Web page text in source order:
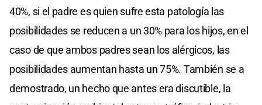
40%, si el padre es quien sufre esta patología las
posibilidades se reducen a un 30% para los hijos, en el
caso de que ambos padres sean los alérgicos, las
posibilidades aumentan hasta un 75%. También se a
demostrado, un hecho que antes era discutible, la